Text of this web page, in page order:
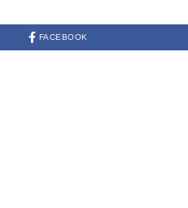
FACEBOOK